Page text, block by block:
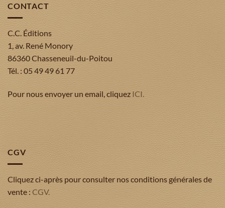
CONTACT
C.C. Éditions
1, av. René Monory
86360 Chasseneuil-du-Poitou
Tél. : 05 49 49 61 77
Pour nous envoyer un email, cliquez ICI.
CGV
Cliquez ci-après pour consulter nos conditions générales de
vente : CGV.